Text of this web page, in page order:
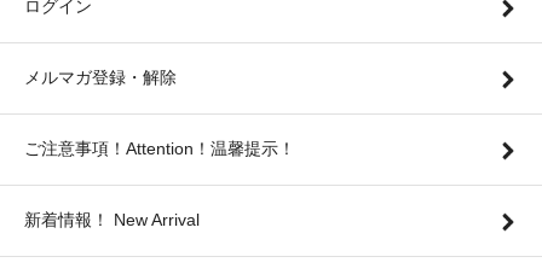
ログイン
メルマガ登録・解除
ご注意事項！Attention！温馨提示！
新着情報！ New Arrival